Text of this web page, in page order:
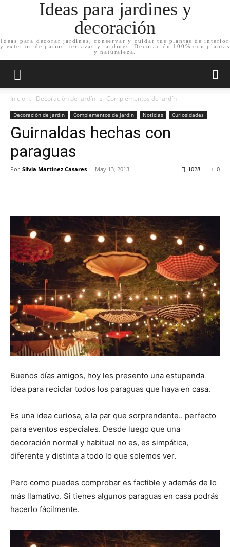
Ideas para jardines y
decoración
Ideas para decorar jardines, conservar y cuidar tus plantas de interior
y exterior de patios, terrazas y jardines. Decoración 100% con plantas
y naturaleza.
Inicio Decoración de jardín Complementos de jardín
Decoración de jardín Complementos de jardín Noticias Curiosidades
Guirnaldas hechas con
paraguas
Por Silvia Martínez Casares - May 13, 2013 0
1028
Buenos días amigos, hoy les presento una estupenda
idea para reciclar todos los paraguas que haya en casa.
Es una idea curiosa, a la par que sorprendente.. perfecto
para eventos especiales. Desde luego que una
decoración normal y habitual no es, es simpática,
diferente y distinta a todo lo que solemos ver.
Pero como puedes comprobar es factible y además de lo
más llamativo. Si tienes algunos paraguas en casa podrás
hacerlo fácilmente.